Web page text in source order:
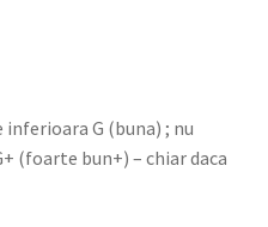
G (buna) ; nu
(foarte bun+) – chiar daca